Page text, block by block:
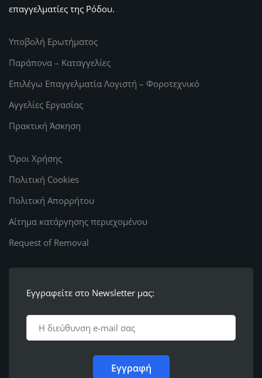
επαγγελματίες της Ρόδου.
Υποβολή Ερωτήματος
Παράπονα – Καταγγελίες
Επιλέγω Επαγγελματία Λογιστή – Φοροτεχνικό
Αγγελίες Εργασίας
Πρακτική Άσκηση
Όροι Χρήσης
Πολιτική Cookies
Πολιτική Απορρήτου
Αίτημα κατάργησης περιεχομένου
Request of Removal
Εγγραφείτε στο Newsletter μας: